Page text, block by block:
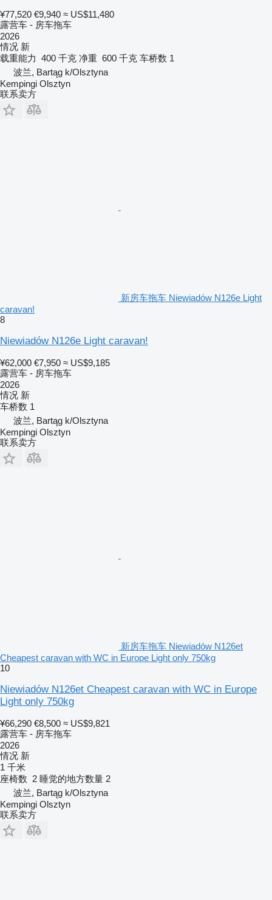
¥77,520 €9,940 ≈ US$11,480
露营车 - 房车拖车
2026
情况 新
载重能力 400 千克 净重 600 千克 车桥数 1
波兰, Bartąg k/Olsztyna
Kempingi Olsztyn
联系卖方
新房车拖车 Niewiadów N126e Light
caravan!
8
Niewiadów N126e Light caravan!
¥62,000 €7,950 ≈ US$9,185
露营车 - 房车拖车
2026
情况 新
车桥数 1
波兰, Bartąg k/Olsztyna
Kempingi Olsztyn
联系卖方
新房车拖车 Niewiadów N126et
Cheapest caravan with WC in Europe Light only 750kg
10
Niewiadów N126et Cheapest caravan with WC in Europe
Light only 750kg
¥66,290 €8,500 ≈ US$9,821
露营车 - 房车拖车
2026
情况 新
1 千米
座椅数 2 睡觉的地方数量 2
波兰, Bartąg k/Olsztyna
Kempingi Olsztyn
联系卖方